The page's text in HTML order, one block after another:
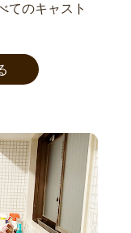
てのキャスト